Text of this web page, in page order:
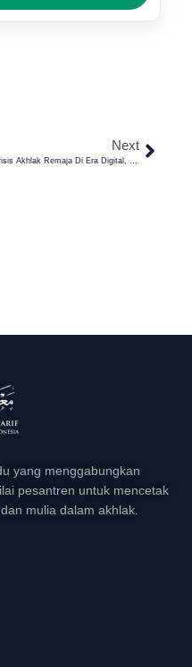
Next
yang menggabungkan
pesantren untuk mencetak
mulia dalam akhlak.